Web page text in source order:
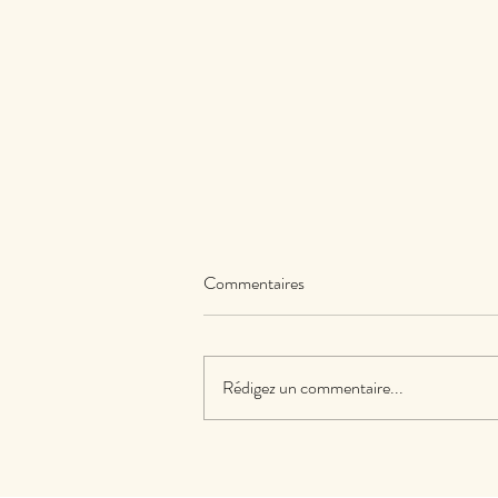
Commentaires
Rédigez un commentaire...